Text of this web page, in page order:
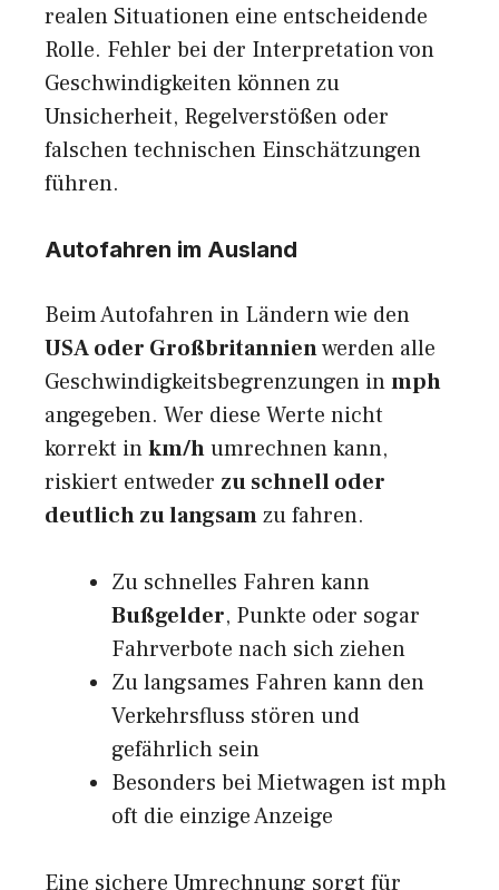
realen Situationen eine entscheidende
Rolle. Fehler bei der Interpretation von
Geschwindigkeiten können zu
Unsicherheit, Regelverstößen oder
falschen technischen Einschätzungen
führen.
Autofahren im Ausland
Beim Autofahren in Ländern wie den
USA oder Großbritannienwerden alle
Geschwindigkeitsbegrenzungen inmph
angegeben. Wer diese Werte nicht
korrekt inkm/humrechnen kann,
riskiert entweder zu schnell oder
deutlich zu langsamzu fahren.
Zu schnelles Fahren kann
Bußgelder, Punkte oder sogar
Fahrverbote nach sich ziehen
Zu langsames Fahren kann den
Verkehrsfluss stören und
gefährlich sein
Besonders bei Mietwagen ist mph
oft die einzige Anzeige
Eine sichere Umrechnung sorgt für